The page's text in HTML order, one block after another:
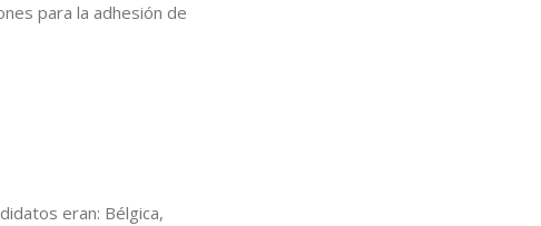
para la adhesión de
eran: Bélgica,